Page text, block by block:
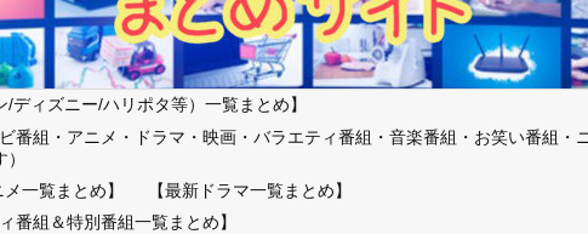
ディズニー/ハリポタ等）一覧まとめ】
番組・アニメ・ドラマ・映画・バラエティ番組・音楽番組・お笑い番組・
メ一覧まとめ】
【最新ドラマ一覧まとめ】
番組＆特別番組一覧まとめ】